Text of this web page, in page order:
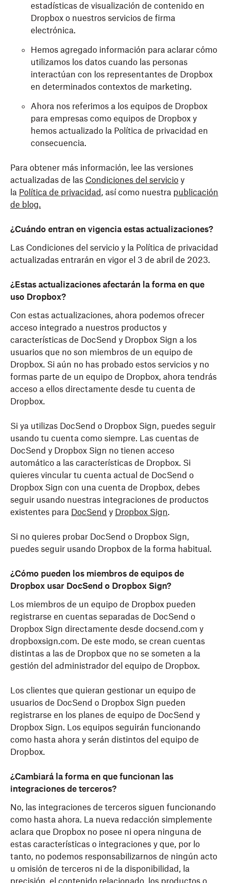
estadísticas de visualización de contenido en
Dropbox o nuestros servicios de firma
electrónica.
Hemos agregado información para aclarar cómo
utilizamos los datos cuando las personas
interactúan con los representantes de Dropbox
en determinados contextos de marketing.
Ahora nos referimos a los equipos de Dropbox
para empresas como equipos de Dropbox y
hemos actualizado la Política de privacidad en
consecuencia.
Para obtener más información, lee las versiones
actualizadas de las Condiciones del servicio y
la Política de privacidad , así como nuestra publicación
de blog.
¿Cuándo entran en vigencia estas actualizaciones?
Las Condiciones del servicio y la Política de privacidad
actualizadas entrarán en vigor el 3 de abril de 2023.
¿Estas actualizaciones afectarán la forma en que
uso Dropbox?
Con estas actualizaciones, ahora podemos ofrecer
acceso integrado a nuestros productos y
características de DocSend y Dropbox Sign a los
usuarios que no son miembros de un equipo de
Dropbox. Si aún no has probado estos servicios y no
formas parte de un equipo de Dropbox, ahora tendrás
acceso a ellos directamente desde tu cuenta de
Dropbox.
Si ya utilizas DocSend o Dropbox Sign, puedes seguir
usando tu cuenta como siempre. Las cuentas de
DocSend y Dropbox Sign no tienen acceso
automático a las características de Dropbox. Si
quieres vincular tu cuenta actual de DocSend o
Dropbox Sign con una cuenta de Dropbox, debes
seguir usando nuestras integraciones de productos
existentes para DocSend y Dropbox Sign.
Si no quieres probar DocSend o Dropbox Sign,
puedes seguir usando Dropbox de la forma habitual.
¿Cómo pueden los miembros de equipos de
Dropbox usar DocSend o Dropbox Sign?
Los miembros de un equipo de Dropbox pueden
registrarse en cuentas separadas de DocSend o
Dropbox Sign directamente desde docsend.com y
dropboxsign.com. De este modo, se crean cuentas
distintas a las de Dropbox que no se someten a la
gestión del administrador del equipo de Dropbox.
Los clientes que quieran gestionar un equipo de
usuarios de DocSend o Dropbox Sign pueden
registrarse en los planes de equipo de DocSend y
Dropbox Sign. Los equipos seguirán funcionando
como hasta ahora y serán distintos del equipo de
Dropbox.
¿Cambiará la forma en que funcionan las
integraciones de terceros?
No, las integraciones de terceros siguen funcionando
como hasta ahora. La nueva redacción simplemente
aclara que Dropbox no posee ni opera ninguna de
estas características o integraciones y que, por lo
tanto, no podemos responsabilizarnos de ningún acto
u omisión de terceros ni de la disponibilidad, la
precisión, el contenido relacionado, los productos o